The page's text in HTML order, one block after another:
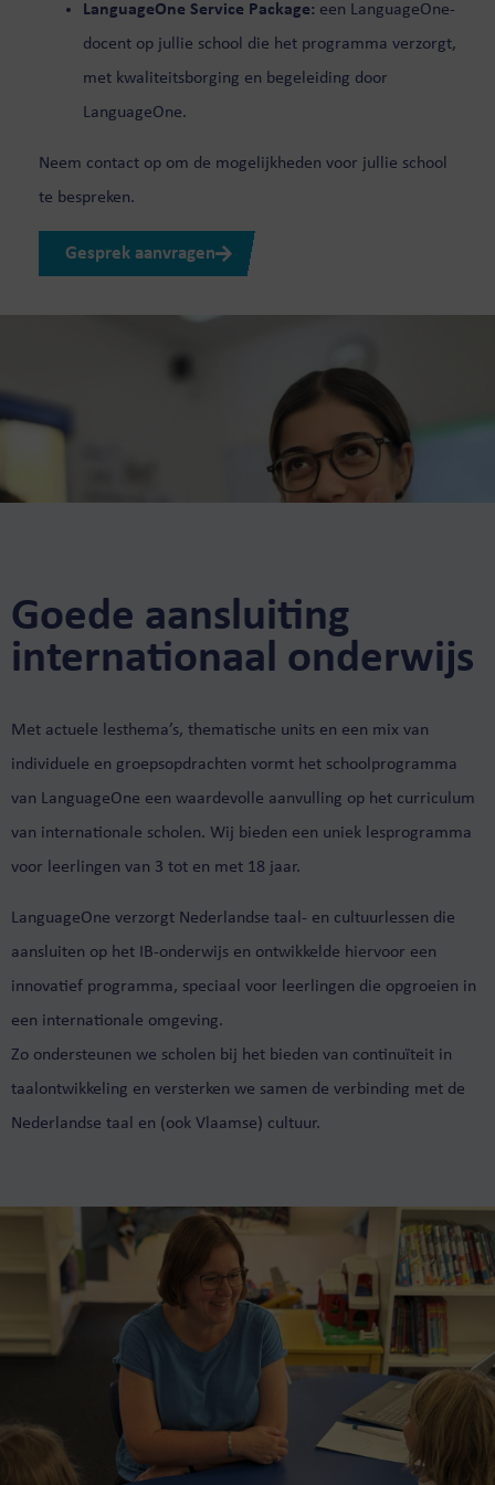
LanguageOne Service Package: een LanguageOne-
docent op jullie school die het programma verzorgt,
met kwaliteitsborging en begeleiding door
LanguageOne.
Neem contact op om de mogelijkheden voor jullie school
te bespreken.
Gesprek aanvragen
Goede aansluiting
internationaal onderwijs
Met actuele lesthema’s, thematische units en een mix van
individuele en groepsopdrachten vormt het schoolprogramma
van LanguageOne een waardevolle aanvulling op het curriculum
van internationale scholen. Wij bieden een uniek lesprogramma
voor leerlingen van 3 tot en met 18 jaar.
LanguageOne verzorgt Nederlandse taal- en cultuurlessen die
aansluiten op het IB-onderwijs en ontwikkelde hiervoor een
innovatief programma, speciaal voor leerlingen die opgroeien in
een internationale omgeving.
Zo ondersteunen we scholen bij het bieden van continuïteit in
taalontwikkeling en versterken we samen de verbinding met de
Nederlandse taal en (ook Vlaamse) cultuur.